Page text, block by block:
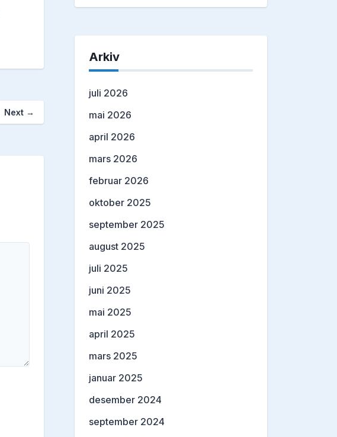
Next →
Arkiv
juli 2026
mai 2026
april 2026
mars 2026
februar 2026
oktober 2025
september 2025
august 2025
juli 2025
juni 2025
mai 2025
april 2025
mars 2025
januar 2025
desember 2024
september 2024